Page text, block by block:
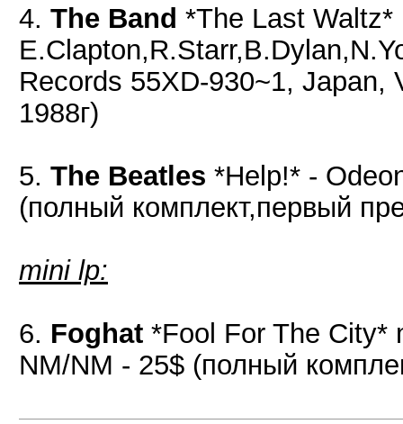
4. The Band *The Last Waltz*
Records ‎55XD-930~1, Japan,
1988г)
5. The Beatles *Help!* -
(полный комплект,первый
mini lp:
6. Foghat *Fool For The City*
NM/NM - 25$ (полный